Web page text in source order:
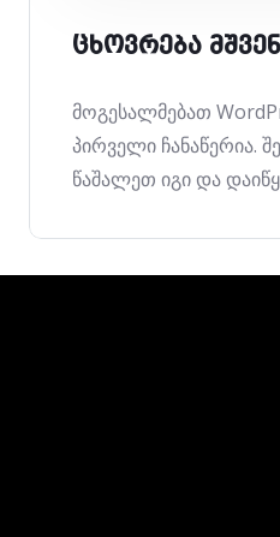
ცხოვრება
მოგესალმებათ
პირველი ჩანაწერია.
წაშალეთ იგი და